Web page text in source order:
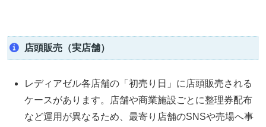
店頭販売（実店舗）
レディアゼル各店舗の「初売り日」に店頭販売される
ケースがあります。店舗や商業施設ごとに整理券配布
など運用が異なるため、最寄り店舗のSNSや売場へ事